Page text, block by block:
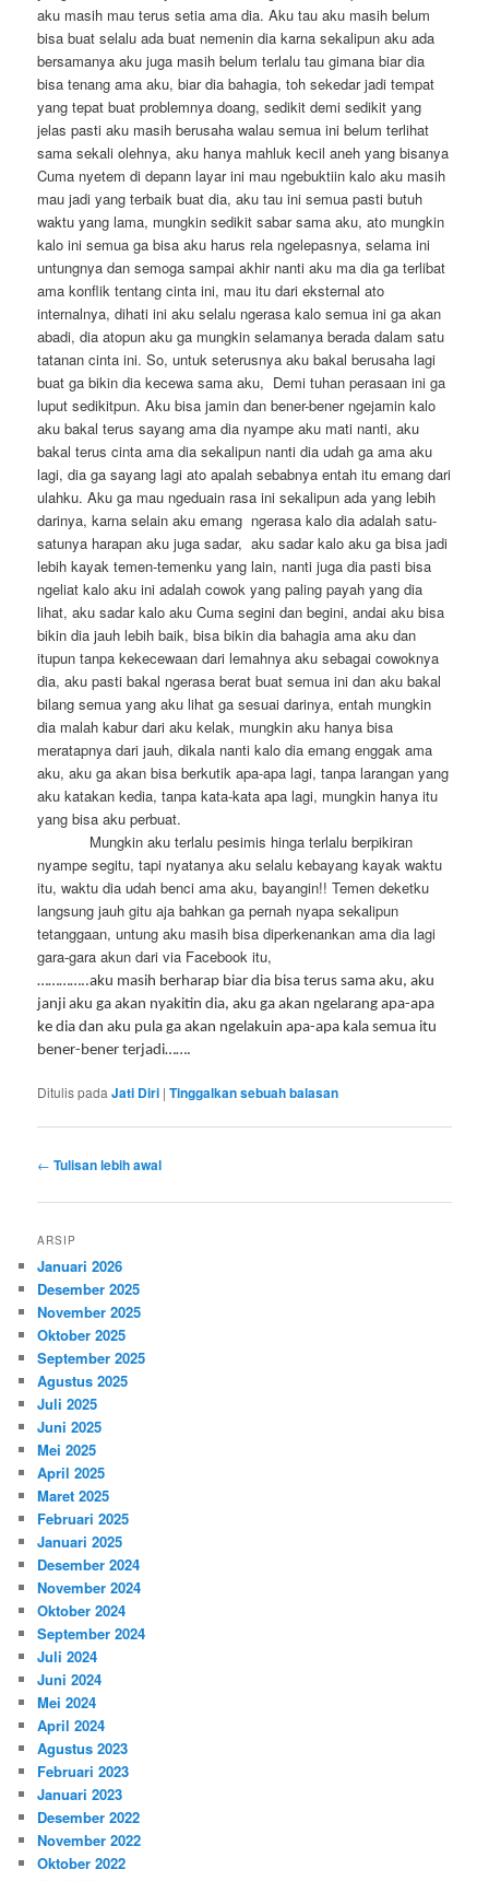
aku masih mau terus setia ama dia. Aku tau aku masih belum
bisa buat selalu ada buat nemenin dia karna sekalipun aku ada
bersamanya aku juga masih belum terlalu tau gimana biar dia
bisa tenang ama aku, biar dia bahagia, toh sekedar jadi tempat
yang tepat buat problemnya doang, sedikit demi sedikit yang
jelas pasti aku masih berusaha walau semua ini belum terlihat
sama sekali olehnya, aku hanya mahluk kecil aneh yang bisanya
Cuma nyetem di depann layar ini mau ngebuktiin kalo aku masih
mau jadi yang terbaik buat dia, aku tau ini semua pasti butuh
waktu yang lama, mungkin sedikit sabar sama aku, ato mungkin
kalo ini semua ga bisa aku harus rela ngelepasnya, selama ini
untungnya dan semoga sampai akhir nanti aku ma dia ga terlibat
ama konflik tentang cinta ini, mau itu dari eksternal ato
internalnya, dihati ini aku selalu ngerasa kalo semua ini ga akan
abadi, dia atopun aku ga mungkin selamanya berada dalam satu
tatanan cinta ini. So, untuk seterusnya aku bakal berusaha lagi
buat ga bikin dia kecewa sama aku, Demi tuhan perasaan ini ga
luput sedikitpun. Aku bisa jamin dan bener-bener ngejamin kalo
aku bakal terus sayang ama dia nyampe aku mati nanti, aku
bakal terus cinta ama dia sekalipun nanti dia udah ga ama aku
lagi, dia ga sayang lagi ato apalah sebabnya entah itu emang dari
ulahku. Aku ga mau ngeduain rasa ini sekalipun ada yang lebih
darinya, karna selain aku emang ngerasa kalo dia adalah satu-
satunya harapan aku juga sadar, aku sadar kalo aku ga bisa jadi
lebih kayak temen-temenku yang lain, nanti juga dia pasti bisa
ngeliat kalo aku ini adalah cowok yang paling payah yang dia
lihat, aku sadar kalo aku Cuma segini dan begini, andai aku bisa
bikin dia jauh lebih baik, bisa bikin dia bahagia ama aku dan
itupun tanpa kekecewaan dari lemahnya aku sebagai cowoknya
dia, aku pasti bakal ngerasa berat buat semua ini dan aku bakal
bilang semua yang aku lihat ga sesuai darinya, entah mungkin
dia malah kabur dari aku kelak, mungkin aku hanya bisa
meratapnya dari jauh, dikala nanti kalo dia emang enggak ama
aku, aku ga akan bisa berkutik apa-apa lagi, tanpa larangan yang
aku katakan kedia, tanpa kata-kata apa lagi, mungkin hanya itu
yang bisa aku perbuat.
Mungkin aku terlalu pesimis hinga terlalu berpikiran
nyampe segitu, tapi nyatanya aku selalu kebayang kayak waktu
itu, waktu dia udah benci ama aku, bayangin!! Temen deketku
langsung jauh gitu aja bahkan ga pernah nyapa sekalipun
tetanggaan, untung aku masih bisa diperkenankan ama dia lagi
gara-gara akun dari via Facebook itu,
…………..aku masih berharap biar dia bisa terus sama aku, aku
janji aku ga akan nyakitin dia, aku ga akan ngelarang apa-apa
ke dia dan aku pula ga akan ngelakuin apa-apa kala semua itu
bener-bener terjadi…….
Ditulis pada Jati Diri |Tinggalkan sebuah balasan
Navigasi
← Tulisan lebih awal
ARSIP
Januari 2026
Desember 2025
November 2025
Oktober 2025
September 2025
Agustus 2025
Juli 2025
Juni 2025
Mei 2025
April 2025
Maret 2025
Februari 2025
Januari 2025
Desember 2024
November 2024
Oktober 2024
September 2024
Juli 2024
Juni 2024
Mei 2024
April 2024
Agustus 2023
Februari 2023
Januari 2023
Desember 2022
November 2022
Oktober 2022